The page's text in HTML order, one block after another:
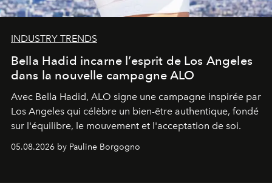
INDUSTRY TRENDS
Bella Hadid incarne l’esprit de Los Angeles
dans la nouvelle campagne ALO
Avec Bella Hadid, ALO signe une campagne inspirée par
Los Angeles qui célèbre un bien-être authentique, fondé
sur l'équilibre, le mouvement et l'acceptation de soi.
05.08.2026 by Pauline Borgogno